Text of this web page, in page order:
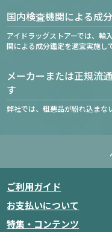
国内検査機関による成
アイドラッグストアーでは、輸
関による成分鑑定を適宜実施し
メーカーまたは正規流
す
弊社では、粗悪品が紛れ込まな
ご利用ガイド
お支払いについて
特集・コンテンツ